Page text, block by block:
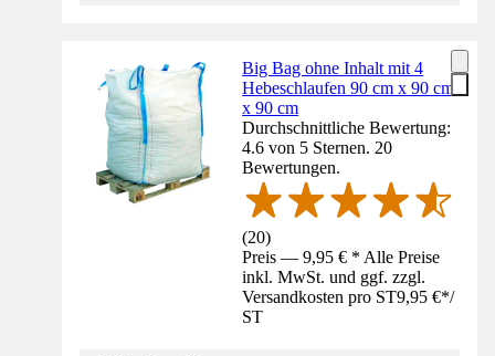
Big Bag ohne Inhalt mit 4
Hebeschlaufen 90 cm x 90 cm
x 90 cm
Durchschnittliche Bewertung:
4.6 von 5 Sternen. 20
Bewertungen.
(20)
Preis — 9,95 € * Alle Preise
inkl. MwSt. und ggf. zzgl.
Versandkosten pro ST9,95 €*/
ST